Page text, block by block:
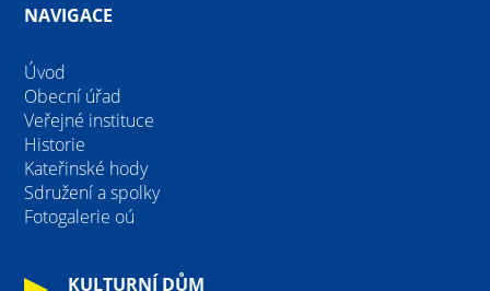
NAVIGACE
Úvod
Obecní úřad
Veřejné instituce
Historie
Kateřinské hody
Sdružení a spolky
Fotogalerie oú
KULTURNÍ DŮM